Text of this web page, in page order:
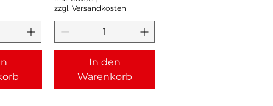
zzgl. Versandkosten
In den
Warenkorb